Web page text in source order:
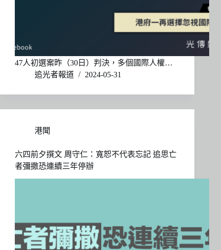
47人初選案昨（30日）判決，多個國際人權…
追光者報道
2024-05-31
港聞
六四前夕撰文 周守仁：寬恕不代表忘記 追思亡
者彌撒恐連續三年停辦